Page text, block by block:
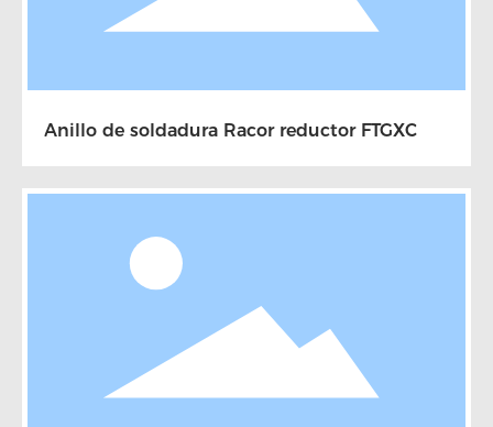
Anillo de soldadura Racor reductor FTGXC